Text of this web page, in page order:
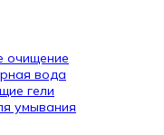
очищение
вода
гели
умывания